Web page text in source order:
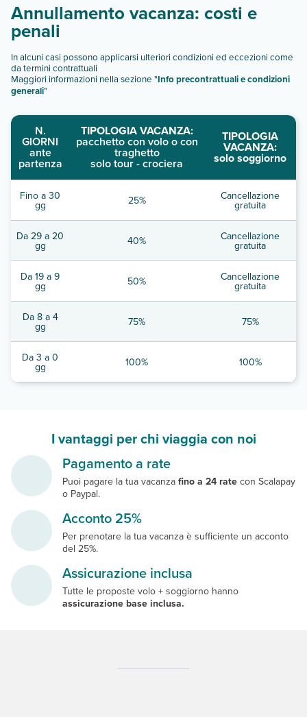
Annullamento vacanza: costi e
penali
In alcuni casi possono applicarsi ulteriori condizioni ed eccezioni come
da termini contrattuali
Maggiori informazioni nella sezione "Info precontrattuali e condizioni
generali"
N.
GIORNI
ante
partenza
TIPOLOGIA VACANZA:
pacchetto con volo o con
traghetto
solo tour - crociera
TIPOLOGIA
VACANZA:
solo soggiorno
Fino a 30
gg 25% Cancellazione
gratuita
Da 29 a 20
gg 40% Cancellazione
gratuita
Da 19 a 9
gg 50% Cancellazione
gratuita
Da 8 a 4
gg 75% 75%
Da 3 a 0
gg 100% 100%
I vantaggi per chi viaggia con noi
Pagamento a rate
Puoi pagare la tua vacanza fino a 24 rate con Scalapay
o Paypal.
Acconto 25%
Per prenotare la tua vacanza è sufficiente un acconto
del 25%.
Assicurazione inclusa
Tutte le proposte volo + soggiorno hanno
assicurazione base inclusa.